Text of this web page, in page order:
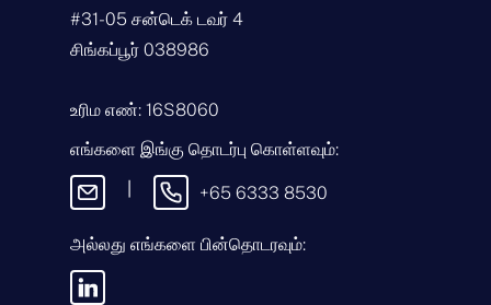
ஞ்
ச
ல்
வி
சா
ர
வ
கை
ய்
தி
அனுப்புவதன் மூலம், எங்கள்
#31-05 சன்டெக் டவர் 4
சிங்கப்பூர் 038986
உரிம எண்: 16S8060
எங்களை இங்கு தொடர்பு கொள்ளவும்:
+65 6333 8530
அல்லது எங்களை பின்தொடரவும்: